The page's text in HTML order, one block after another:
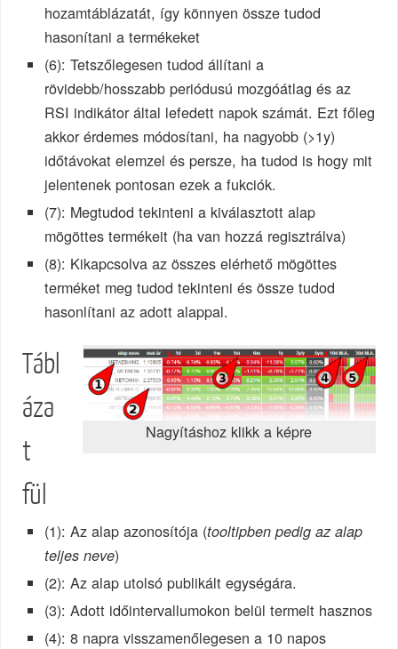
hozamtáblázatát, így könnyen össze tudod
hasonítani a termékeket
(6): Tetszőlegesen tudod állítani a
rövidebb/hosszabb periódusú mozgóátlag és az
RSI indikátor által lefedett napok számát. Ezt főleg
akkor érdemes módosítani, ha nagyobb (>1y)
időtávokat elemzel és persze, ha tudod is hogy mit
jelentenek pontosan ezek a fukciók.
(7): Megtudod tekinteni a kiválasztott alap
mögöttes termékeit (ha van hozzá regisztrálva)
(8): Kikapcsolva az összes elérhető mögöttes
terméket meg tudod tekinteni és össze tudod
hasonlítani az adott alappal.
Nagyításhoz klikk a képre
Tábl
áza
t
fül
(1): Az alap azonosítója (tooltipben pedig az alap
teljes neve)
(2): Az alap utolsó publikált egységára.
(3): Adott időintervallumokon belül termelt hasznos
(4): 8 napra visszamenőlegesen a 10 napos